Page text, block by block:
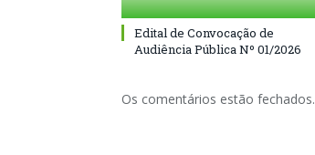
Edital de Convocação de
Audiência Pública Nº 01/2026
Os comentários estão fechados.